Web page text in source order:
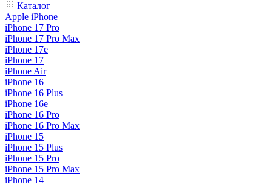
Каталог
Apple iPhone
iPhone 17 Pro
iPhone 17 Pro Max
iPhone 17e
iPhone 17
iPhone Air
iPhone 16
iPhone 16 Plus
iPhone 16e
iPhone 16 Pro
iPhone 16 Pro Max
iPhone 15
iPhone 15 Plus
iPhone 15 Pro
iPhone 15 Pro Max
iPhone 14